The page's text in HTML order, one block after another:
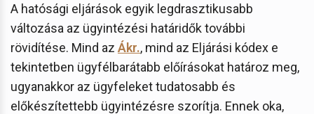
A hatósági eljárások egyik legdrasztikusabb
változása az ügyintézési határidők további
rövidítése. Mind az Ákr., mind az Eljárási kódex e
tekintetben ügyfélbarátabb előírásokat határoz meg,
ugyanakkor az ügyfeleket tudatosabb és
előkészítettebb ügyintézésre szorítja. Ennek oka,